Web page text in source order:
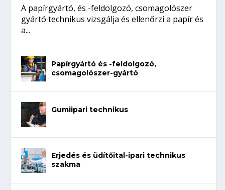
A papírgyártó, és -feldolgozó, csomagolószer
gyártó technikus vizsgálja és ellenőrzi a papír és
a...
Papírgyártó és -feldolgozó,
csomagolószer-gyártó
Gumiipari technikus
Erjedés és üdítőital-ipari technikus
szakma